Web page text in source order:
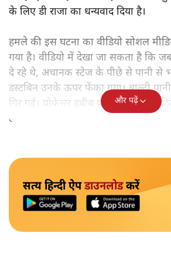
के लिए डी राजा का धन्यवाद दिया है।
हमले की इस घटना का वीडियो सोशल
गया है। वीडियो में देखा जा सकता है कि
दे रहे थे, अचानक स्टेज के पीछे से पानी से
डस्टबिन उनके ऊपर फेंका गया। बाल्टी
गिर गई। प्रोफेसर हबीब पर यह हमला
लगता है।
और पढ़ें
सत्य हिन्दी ऐपडाउनलोडकरें